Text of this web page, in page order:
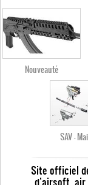
Nouveauté
SAV -
Site officiel
d’airsoft,